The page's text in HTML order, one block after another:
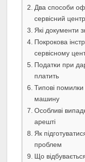
Два способи
сервісний
Які документи
Покрокова
сервісному
Податки при
платить
Типові
машину
Особливі
арешті
Як
проблем
Що